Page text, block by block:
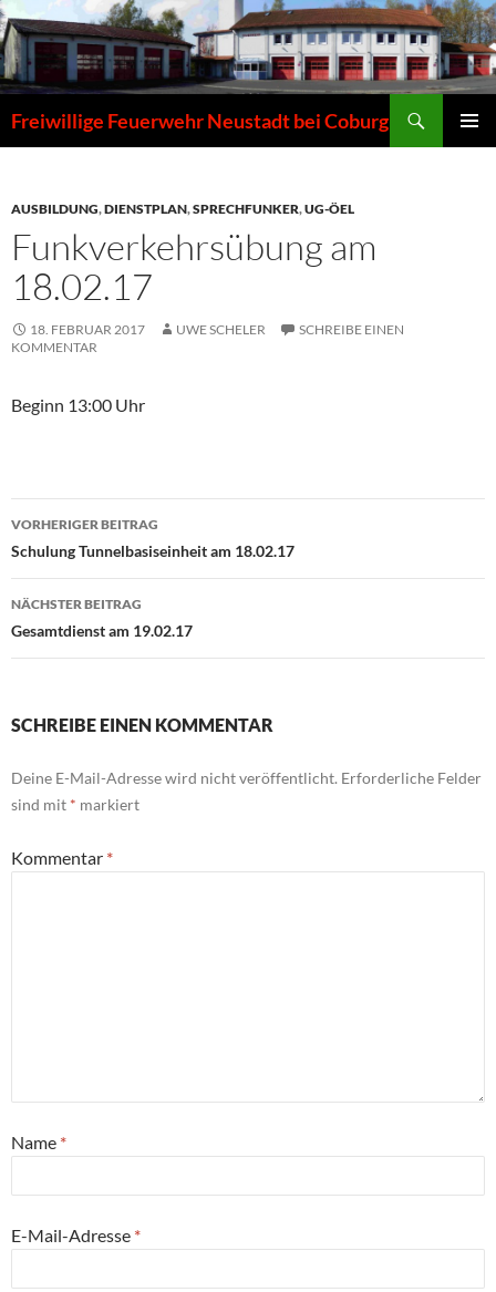
Zum
Inhalt
springen
Freiwillige Feuerwehr Neustadt bei Coburg
AUSBILDUNG,DIENSTPLAN,SPRECHFUNKER,UG-ÖEL
Funkverkehrsübung am
18.02.17
18. FEBRUAR 2017 UWE SCHELER
SCHREIBE EINEN
KOMMENTAR
Beginn 13:00 Uhr
Beitragsnavigation
VORHERIGER BEITRAG
Schulung Tunnelbasiseinheit am 18.02.17
NÄCHSTER BEITRAG
Gesamtdienst am 19.02.17
SCHREIBE EINEN KOMMENTAR
Deine E-Mail-Adresse wird nicht veröffentlicht. Erforderliche Felder
sind mit * markiert
Kommentar *
Name *
E-Mail-Adresse *